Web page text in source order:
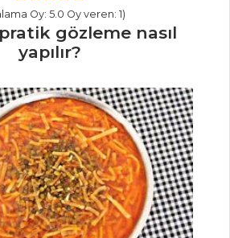
Oy: 5.0 Oy veren: 1)
gözleme nasıl
yapılır?